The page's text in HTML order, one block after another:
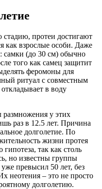
протеи достигают
как взрослые особи. Даже
самки (до 30 см) обычно
того как самец защитит
феромоны для
ритуал с совместным
в воду
размножения у этих
раз в 12.5 лет. Причина
долголетие. По
жизни протея
так как столь
но известны группы
превысил 50 лет, без
неотения – это не просто
долголетию.